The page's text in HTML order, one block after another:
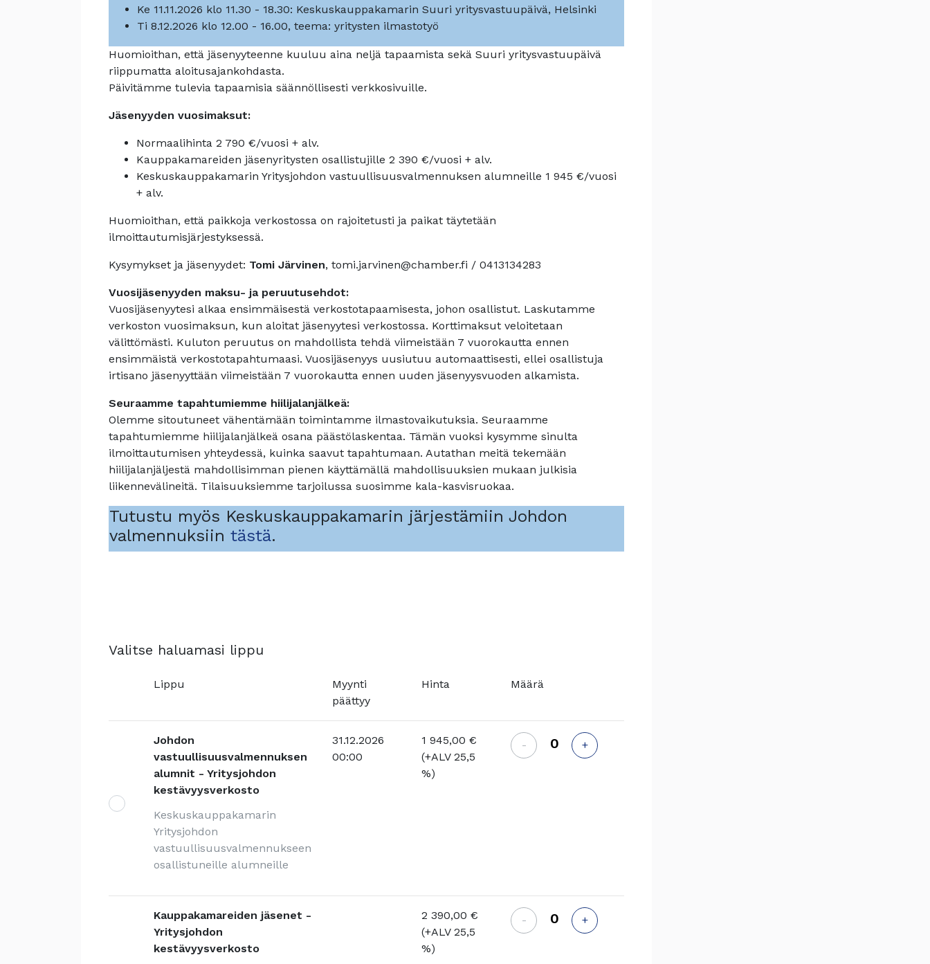
Ke 11.11.2026 klo 11.30 - 18.30: Keskuskauppakamarin Suuri yritysvastuupäivä, Helsinki
Ti 8.12.2026 klo 12.00 - 16.00, teema: yritysten ilmastotyö
Huomioithan, että jäsenyyteenne kuuluu aina neljä tapaamista sekä Suuri yritysvastuupäivä
riippumatta aloitusajankohdasta.
Päivitämme tulevia tapaamisia säännöllisesti verkkosivuille.
Jäsenyyden vuosimaksut:
Normaalihinta 2 790 €/vuosi + alv.
Kauppakamareiden jäsenyritysten osallistujille 2 390 €/vuosi + alv.
Keskuskauppakamarin Yritysjohdon vastuullisuusvalmennuksen alumneille 1 945 €/vuosi
+ alv.
Huomioithan, että paikkoja verkostossa on rajoitetusti ja paikat täytetään
ilmoittautumisjärjestyksessä.
Kysymykset ja jäsenyydet: Tomi Järvinen, tomi.jarvinen@chamber.fi / 0413134283
Vuosijäsenyyden maksu- ja peruutusehdot:
Vuosijäsenyytesi alkaa ensimmäisestä verkostotapaamisesta, johon osallistut. Laskutamme
verkoston vuosimaksun, kun aloitat jäsenyytesi verkostossa. Korttimaksut veloitetaan
välittömästi. Kuluton peruutus on mahdollista tehdä viimeistään 7 vuorokautta ennen
ensimmäistä verkostotapahtumaasi. Vuosijäsenyys uusiutuu automaattisesti, ellei osallistuja
irtisano jäsenyyttään viimeistään 7 vuorokautta ennen uuden jäsenyysvuoden alkamista.
Seuraamme tapahtumiemme hiilijalanjälkeä:
Olemme sitoutuneet vähentämään toimintamme ilmastovaikutuksia. Seuraamme
tapahtumiemme hiilijalanjälkeä osana päästölaskentaa. Tämän vuoksi kysymme sinulta
ilmoittautumisen yhteydessä, kuinka saavut tapahtumaan. Autathan meitä tekemään
hiilijalanjäljestä mahdollisimman pienen käyttämällä mahdollisuuksien mukaan julkisia
liikennevälineitä. Tilaisuuksiemme tarjoilussa suosimme kala-kasvisruokaa.
Tutustu myös Keskuskauppakamarin järjestämiin Johdon
valmennuksiin tästä.
Valitse haluamasi lippu
Lippu
Myynti
päättyy
Hinta Määrä
Johdon
vastuullisuusvalmennuksen
alumnit - Yritysjohdon
kestävyysverkosto
Keskuskauppakamarin
Yritysjohdon
vastuullisuusvalmennukseen
osallistuneille alumneille
31.12.2026
00:00
1 945,00 €
(+ALV 25,5
%)
- +
Kauppakamareiden jäsenet -
Yritysjohdon
kestävyysverkosto
2 390,00 €
(+ALV 25,5
%)
- +